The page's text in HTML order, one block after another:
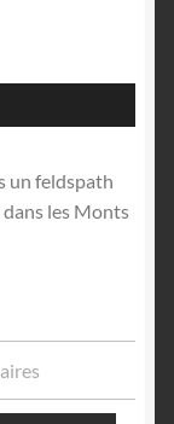
un feldspath
les Monts